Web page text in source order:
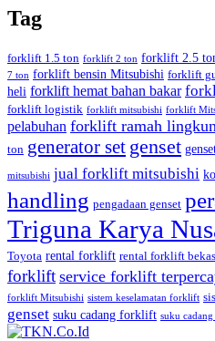
Tag
forklift 1.5 ton forklift 2 ton forklift 2.5
7 ton forklift bensin Mitsubishi forklift
heli forklift hemat bahan bakar
forklift logistik forklift mitsubishi forklift
pelabuhan forklift ramah
ton generator set genset
mitsubishi jual forklift mitsubishi
handling pengadaan genset
Triguna Karya
Toyota rental forklift rental forklift
forklift service forklift
forklift Mitsubishi sistem keselamatan forklift
genset suku cadang forklift suku